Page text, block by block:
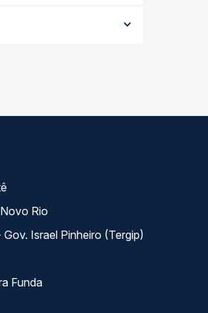
para o seu roteiro.
Rio
Israel Pinheiro (Tergip)
Funda